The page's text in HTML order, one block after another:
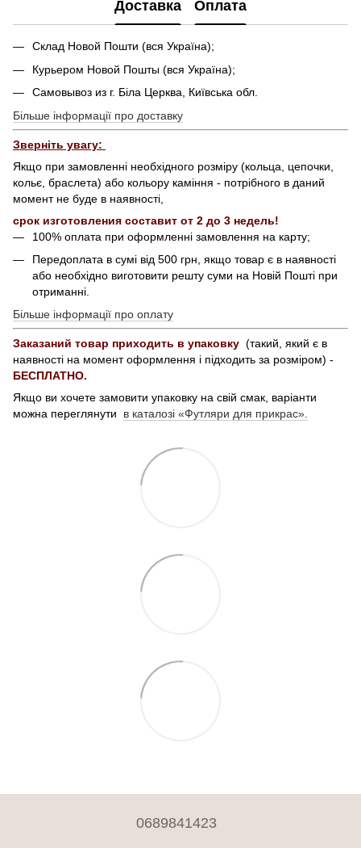
Доставка Оплата
Склад Новой Пошти (вся Україна);
Курьером Новой Пошты (вся Україна);
Самовывоз из г. Біла Церква, Київська обл.
Більше інформації про доставку
Зверніть увагу:
Якщо при замовленні необхідного розміру (кольца, цепочки,
кольє, браслета) або кольору каміння - потрібного в даний
момент не буде в наявності,
срок изготовления составит от 2 до 3 недель!
100% оплата при оформленні замовлення на карту;
Передоплата в сумі від 500 грн, якщо товар є в наявності
або необхідно виготовити решту суми на Новій Пошті при
отриманні.
Більше інформації про оплату
Заказаний товар приходить в упаковку (такий, який є в
наявності на момент оформлення і підходить за розміром) -
БЕСПЛАТНО.
Якщо ви хочете замовити упаковку на свій смак, варіанти
можна переглянути в каталозі «Футляри для прикрас».
0689841423